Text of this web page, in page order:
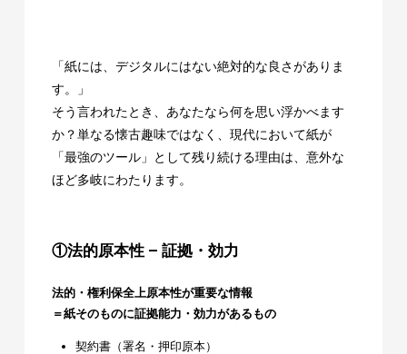
「紙には、デジタルにはない絶対的な良さがありま
す。」
そう言われたとき、あなたなら何を思い浮かべます
か？単なる懐古趣味ではなく、現代において紙が
「最強のツール」として残り続ける理由は、意外な
ほど多岐にわたります。
①法的原本性 – 証拠・効力
法的・権利保全上原本性が重要な情報
＝紙そのものに証拠能力・効力があるもの
契約書（署名・押印原本）